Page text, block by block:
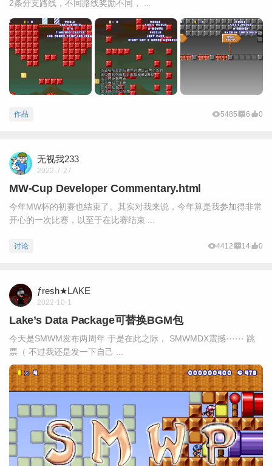
2条分支路线，不同路线奖励不同， ...
作品 5485 6 0
无视我233
2022-7-27
MW-Cup Developer Commentary.html
今年MW杯的初赛也结束了。其实对我来说，今年算是我参加得非常
开心的一次比赛，以至于在比赛结束 ...
讨论 4412 14 0
ƒresh★LAKE
2022-10-1
Lake’s Data Package可替换BGM包
今天是SMWM发布两周年 于是在此之际， SMWMDX震撼······ 跳
票（ 不过我还是发一下自己 ...